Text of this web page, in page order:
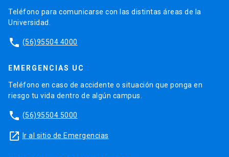
Teléfono para comunicarse con las distintas áreas de la
Universidad.
phone (56)95504 4000
EMERGENCIAS UC
Teléfono en caso de accidente o situación que ponga en
riesgo tu vida dentro de algún campus.
phone (56)95504 5000
launch Ir al sitio de Emergencias